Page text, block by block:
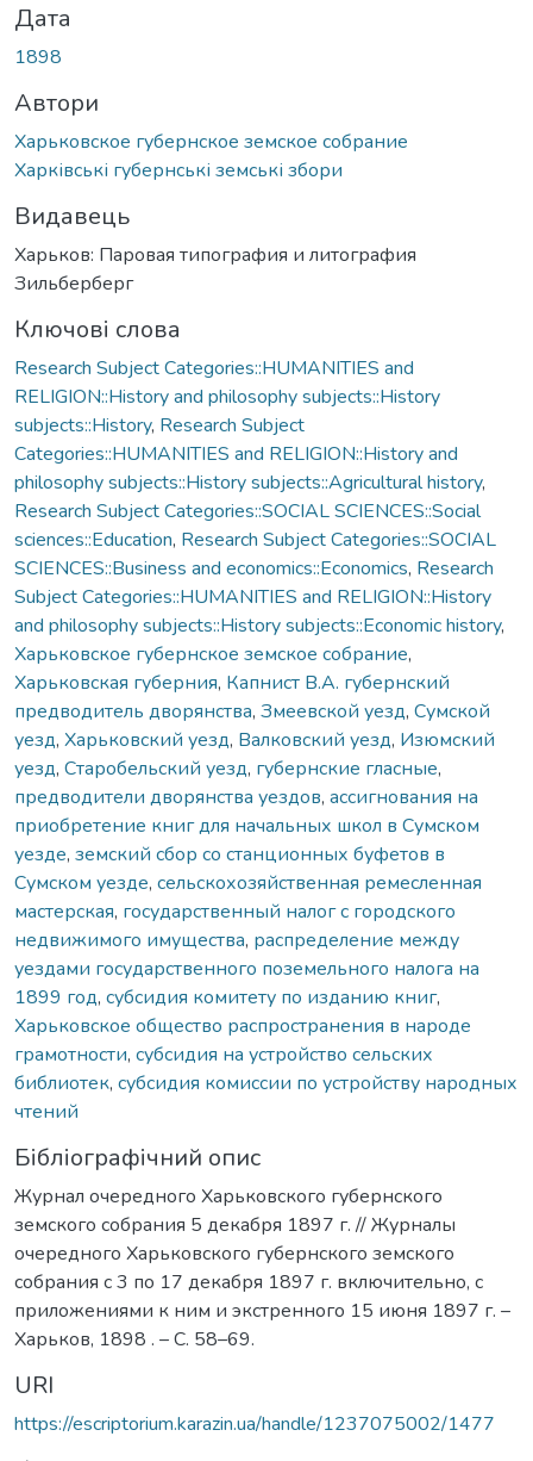
Дата
1898
Автори
Харьковское губернское земское собрание
Харківські губернські земські збори
Видавець
Харьков: Паровая типография и литография
Зильберберг
Ключові слова
Research Subject Categories::HUMANITIES and
RELIGION::History and philosophy subjects::History
subjects::History, Research Subject
Categories::HUMANITIES and RELIGION::History and
philosophy subjects::History subjects::Agricultural history,
Research Subject Categories::SOCIAL SCIENCES::Social
sciences::Education, Research Subject Categories::SOCIAL
SCIENCES::Business and economics::Economics, Research
Subject Categories::HUMANITIES and RELIGION::History
and philosophy subjects::History subjects::Economic history,
Харьковское губернское земское собрание,
Харьковская губерния, Капнист В.А. губернский
предводитель дворянства, Змеевской уезд, Сумской
уезд, Харьковский уезд, Валковский уезд, Изюмский
уезд, Старобельский уезд, губернские гласные,
предводители дворянства уездов, ассигнования на
приобретение книг для начальных школ в Сумском
уезде, земский сбор со станционных буфетов в
Сумском уезде, сельскохозяйственная ремесленная
мастерская, государственный налог с городского
недвижимого имущества, распределение между
уездами государственного поземельного налога на
1899 год, субсидия комитету по изданию книг,
Харьковское общество распространения в народе
грамотности, субсидия на устройство сельских
библиотек, субсидия комиссии по устройству народных
чтений
Бібліографічний опис
Журнал очередного Харьковского губернского
земского собрания 5 декабря 1897 г. // Журналы
очередного Харьковского губернского земского
собрания с 3 по 17 декабря 1897 г. включительно, с
приложениями к ним и экстренного 15 июня 1897 г. –
Харьков, 1898 . – С. 58–69.
URI
https://escriptorium.karazin.ua/handle/1237075002/1477